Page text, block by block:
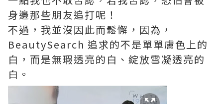
身邊那些朋友追打呢！
不過，我並沒因此而鬆懈，因為，
BeautySearch 追求的不是單單膚色上的
白，而是無瑕透亮的白、綻放雪凝透亮的
白。